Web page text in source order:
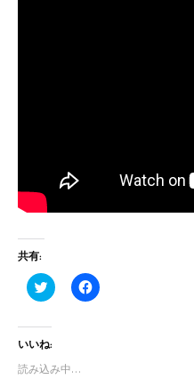
共有:
ク
リ
し
て
w
i
F
a
いいね:
読み込み中…